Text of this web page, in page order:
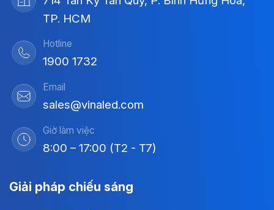
TP. HCM
Hotline
1900 1732
Email
sales@vinaled.com
Giờ làm việc
8:00 – 17:00 (T2 - T7)
Giải pháp chiếu sáng